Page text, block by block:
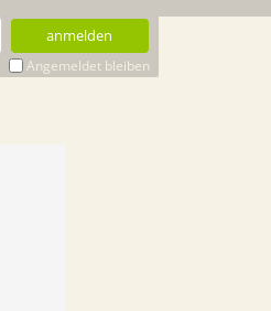
anmelden
Angemeldet bleiben